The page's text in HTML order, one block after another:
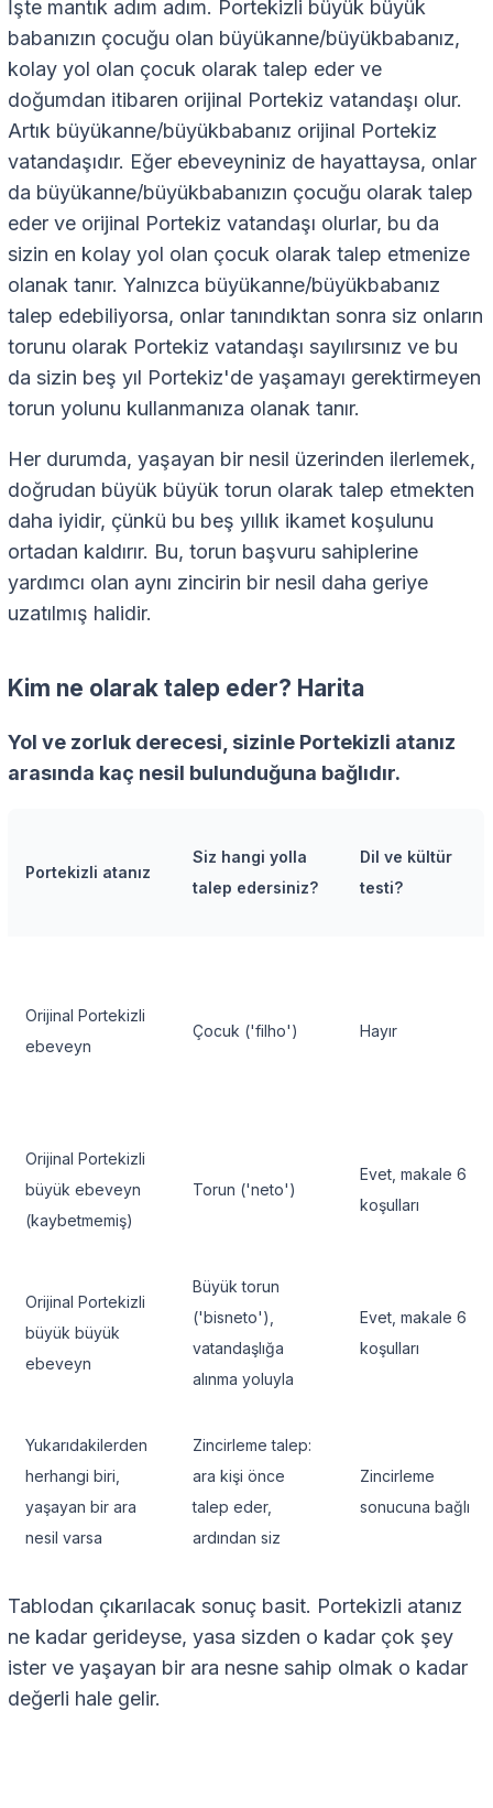
İşte mantık adım adım. Portekizli büyük büyük
babanızın çocuğu olan büyükanne/büyükbabanız,
kolay yol olan çocuk olarak talep eder ve
doğumdan itibaren orijinal Portekiz vatandaşı olur.
Artık büyükanne/büyükbabanız orijinal Portekiz
vatandaşıdır. Eğer ebeveyniniz de hayattaysa, onlar
da büyükanne/büyükbabanızın çocuğu olarak talep
eder ve orijinal Portekiz vatandaşı olurlar, bu da
sizin en kolay yol olan çocuk olarak talep etmenize
olanak tanır. Yalnızca büyükanne/büyükbabanız
talep edebiliyorsa, onlar tanındıktan sonra siz onların
torunu olarak Portekiz vatandaşı sayılırsınız ve bu
da sizin beş yıl Portekiz'de yaşamayı gerektirmeyen
torun yolunu kullanmanıza olanak tanır.
Her durumda, yaşayan bir nesil üzerinden ilerlemek,
doğrudan büyük büyük torun olarak talep etmekten
daha iyidir, çünkü bu beş yıllık ikamet koşulunu
ortadan kaldırır. Bu, torun başvuru sahiplerine
yardımcı olan aynı zincirin bir nesil daha geriye
uzatılmış halidir.
Kim ne olarak talep eder? Harita
Yol ve zorluk derecesi, sizinle Portekizli atanız
arasında kaç nesil bulunduğuna bağlıdır.
Portekizli atanız
Siz hangi yolla
talep edersiniz?
Dil ve kültür
testi?
Orijinal Portekizli
ebeveyn
Çocuk ('filho') Hayır
Orijinal Portekizli
büyük ebeveyn
(kaybetmemiş)
Torun ('neto')
Evet, makale 6
koşulları
Orijinal Portekizli
büyük büyük
ebeveyn
Büyük torun
('bisneto'),
vatandaşlığa
alınma yoluyla
Evet, makale 6
koşulları
Yukarıdakilerden
herhangi biri,
yaşayan bir ara
nesil varsa
Zincirleme talep:
ara kişi önce
talep eder,
ardından siz
Zincirleme
sonucuna bağlı
Tablodan çıkarılacak sonuç basit. Portekizli atanız
ne kadar gerideyse, yasa sizden o kadar çok şey
ister ve yaşayan bir ara nesne sahip olmak o kadar
değerli hale gelir.